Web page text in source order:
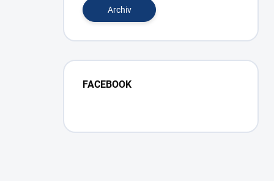
Archiv
FACEBOOK